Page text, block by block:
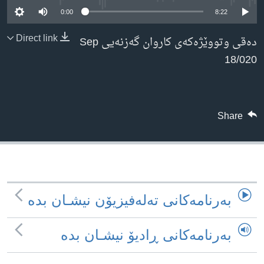
ژیان لە فەرهەنگدا
Learning English
زمانه‌کان
0:00 8:22
Direct link
ده‌قی وتووێژه‌كه‌ی كاروان گه‌زنه‌یی Sep
18/020
Share
به‌رنامه‌کانی ته‌له‌فیزیۆن نیشـان بده‌
به‌رنامه‌کانی ڕادیۆ نیشـان بده‌